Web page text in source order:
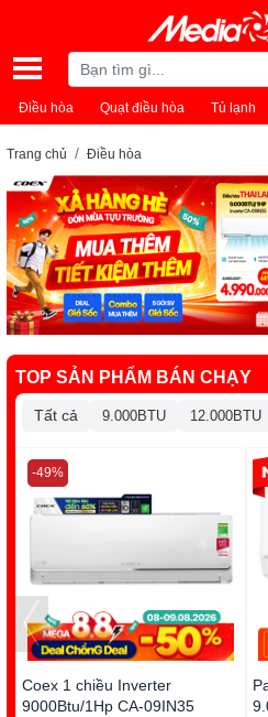
Điều hòa Quạt điều hòa Tủ lạnh
Trang chủ Điều hòa
TOP SẢN PHẨM BÁN CHẠY
Tất cả 9.000BTU 12.000BTU
Coex 1 chiều Inverter
9000Btu/1Hp CA-09IN35
-49%